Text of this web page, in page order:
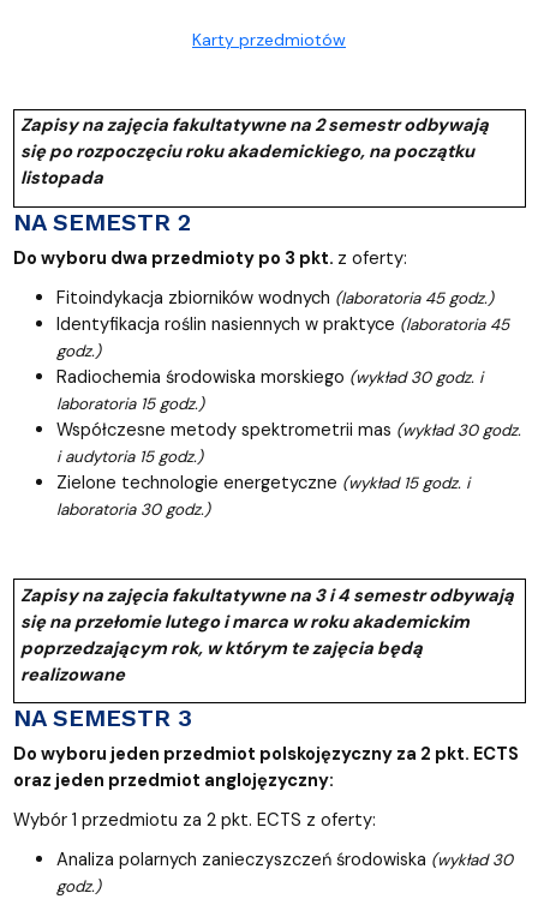
Karty przedmiotów
Zapisy na zajęcia fakultatywne na 2 semestr odbywają
się po rozpoczęciu roku akademickiego, na początku
listopada
NA SEMESTR 2
Do wyboru dwa przedmioty po 3 pkt. z oferty:
Fitoindykacja zbiorników wodnych (laboratoria 45 godz.)
Identyfikacja roślin nasiennych w praktyce (laboratoria 45
godz.)
Radiochemia środowiska morskiego (wykład 30 godz. i
laboratoria 15 godz.)
Współczesne metody spektrometrii mas (wykład 30 godz.
i audytoria 15 godz.)
Zielone technologie energetyczne (wykład 15 godz. i
laboratoria 30 godz.)
Zapisy na zajęcia fakultatywne na 3 i 4 semestr odbywają
się na przełomie lutego i marca w roku akademickim
poprzedzającym rok, w którym te zajęcia będą
realizowane
NA SEMESTR 3
Do wyboru jeden przedmiot polskojęzyczny za 2 pkt. ECTS
oraz jeden przedmiot anglojęzyczny:
Wybór 1 przedmiotu za 2 pkt. ECTS z oferty:
Analiza polarnych zanieczyszczeń środowiska (wykład 30
godz.)